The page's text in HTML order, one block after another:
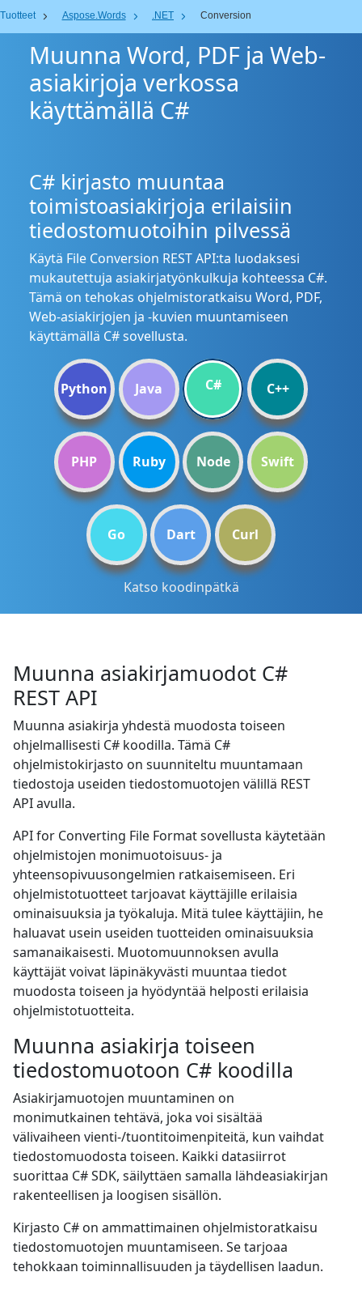
Tuotteet Aspose.Words .NET Conversion
Muunna Word, PDF ja Web-
asiakirjoja verkossa
käyttämällä C#
C# kirjasto muuntaa
toimistoasiakirjoja erilaisiin
tiedostomuotoihin pilvessä
Käytä File Conversion REST API:ta luodaksesi
mukautettuja asiakirjatyönkulkuja kohteessa C#.
Tämä on tehokas ohjelmistoratkaisu Word, PDF,
Web-asiakirjojen ja -kuvien muuntamiseen
käyttämällä C# sovellusta.
Python Java C# C++
PHP Ruby Node Swift
Go Dart Curl
Katso koodinpätkä
Muunna asiakirjamuodot C#
REST API
Muunna asiakirja yhdestä muodosta toiseen
ohjelmallisesti C# koodilla. Tämä C#
ohjelmistokirjasto on suunniteltu muuntamaan
tiedostoja useiden tiedostomuotojen välillä REST
API avulla.
API for Converting File Format sovellusta käytetään
ohjelmistojen monimuotoisuus- ja
yhteensopivuusongelmien ratkaisemiseen. Eri
ohjelmistotuotteet tarjoavat käyttäjille erilaisia
ominaisuuksia ja työkaluja. Mitä tulee käyttäjiin, he
haluavat usein useiden tuotteiden ominaisuuksia
samanaikaisesti. Muotomuunnoksen avulla
käyttäjät voivat läpinäkyvästi muuntaa tiedot
muodosta toiseen ja hyödyntää helposti erilaisia
ohjelmistotuotteita.
Muunna asiakirja toiseen
tiedostomuotoon C# koodilla
Asiakirjamuotojen muuntaminen on
monimutkainen tehtävä, joka voi sisältää
välivaiheen vienti-/tuontitoimenpiteitä, kun vaihdat
tiedostomuodosta toiseen. Kaikki datasiirrot
suorittaa C# SDK, säilyttäen samalla lähdeasiakirjan
rakenteellisen ja loogisen sisällön.
Kirjasto C# on ammattimainen ohjelmistoratkaisu
tiedostomuotojen muuntamiseen. Se tarjoaa
tehokkaan toiminnallisuuden ja täydellisen laadun.